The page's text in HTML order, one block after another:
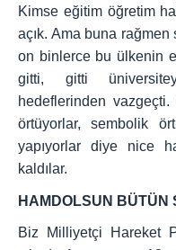
Kimse eğitim öğretim
açık. Ama buna rağmen
on binlerce bu ülkenin
gitti, gitti
hedeflerinden
örtüyorlar, sembolik
yapıyorlar diye nice
kaldılar.
HAMDOLSUN BÜTÜN
Biz Milliyetçi Hareket